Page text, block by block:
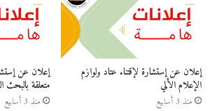
إعلان عن إستشارة لإقتناء عتاد ولوازم
الإعلام الألي
منذ 3 أسابيع
إعلان عن
متعلقة بالبحث
منذ 3 أسابيع